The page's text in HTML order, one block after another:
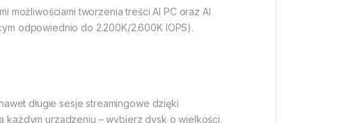
możliwościami tworzenia treści AI PC oraz AI
odpowiednio do 2.200K/2.600K IOPS).
długie sesje streamingowe dzięki
każdym urządzeniu – wybierz dysk o wielkości,